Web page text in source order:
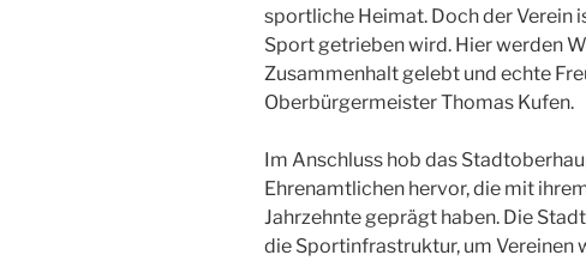
sportliche Heimat. Doch der Verein
Sport getrieben wird. Hier werden
Zusammenhalt gelebt und echte
Oberbürgermeister Thomas Kufen.
Im Anschluss hob das
Ehrenamtlichen hervor, die mit
Jahrzehnte geprägt haben. Die
die Sportinfrastruktur, um Vereinen